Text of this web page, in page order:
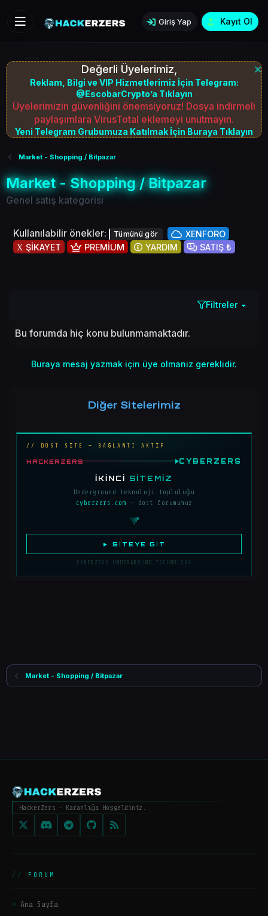
Giriş Yap Kayıt Ol
Değerli Üyelerimiz,
Reklam, Bilgi ve VIP Hizmetlerimiz İçin Telegram:
@EscobarCrypto’a Tıklayın
Üyelerimizin güvenliğini önemsiyoruz! Dosya indirmeli
paylaşımlara VirusTotal eklemeyi unutmayın.
Yeni Telegram Grubumuza Katılmak İçin Buraya Tıklayın
Market - Shopping / Bitpazar
Market - Shopping / Bitpazar
Genel satış kategorisi
Kullanılabilir önekler: Tümünü gör
XENFORO
ŞİKAYET
PREMİUM YARDIM SATIŞ ₺
Filtreler
Bu forumda hiç konu bulunmamaktadır.
Buraya mesaj yazmak için üye olmanız gereklidir.
Diğer Sitelerimiz
// DOST SİTE — BAĞLANTI AKTİF
HACKERZERS CYBERZERS
İKINCI SITEMIZ
Underground teknoloji topluluğu
cyberzers.com — dost forumumuz
► SITEYE GIT
CYBERZERS UNDERGROUND TECHNOLOGY
Market - Shopping / Bitpazar
HackerZers - Karanlığa Hoşgeldiniz.
FORUM
Ana Sayfa